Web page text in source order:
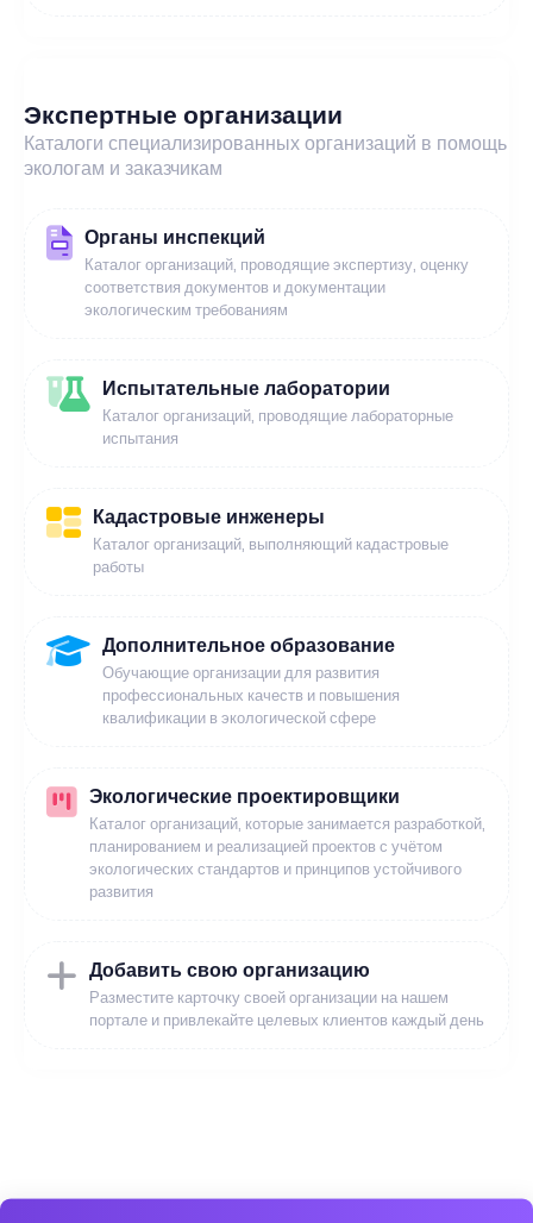
Экспертные организации
Каталоги специализированных организаций в помощь
экологам и заказчикам
Органы инспекций
Каталог организаций, проводящие экспертизу, оценку
соответствия документов и документации
экологическим требованиям
Испытательные лаборатории
Каталог организаций, проводящие лабораторные
испытания
Кадастровые инженеры
Каталог организаций, выполняющий кадастровые
работы
Дополнительное образование
Обучающие организации для развития
профессиональных качеств и повышения
квалификации в экологической сфере
Экологические проектировщики
Каталог организаций, которые занимается разработкой,
планированием и реализацией проектов с учётом
экологических стандартов и принципов устойчивого
развития
Добавить свою организацию
Разместите карточку своей организации на нашем
портале и привлекайте целевых клиентов каждый день